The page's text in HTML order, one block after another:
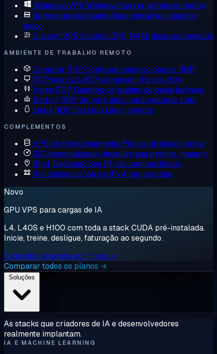
Windows VPS Windows Server, admin completo
Servidores dedicados Bare metal de locatário
único
Custom VPS Escolha CPU, RAM, disco sob medida
AMBIENTE DE TRABALHO REMOTO
Comprar RDP Compare todos os planos RDP
RDP nos EUA RDP admin em IPs dos EUA
Forex RDP Desktop de trading de baixa latência
Botting RDP Sempre ativo para executar bots
Linux RDP Desktop Linux, remoto
COMPLEMENTOS
VPS de Armazenamento Planos de disco grande
ISO personalizada Inicialize sua própria imagem
IPv4 Dedicado Seu IP, não compartilhado
IPs adicionais Vários IPv4 por servidor
Novo
GPU VPS para cargas de IA
L4, L40S e H100 com toda a stack CUDA pré-instalada.
Inicie, treine, desligue, faturação ao segundo.
Experimente grátis por 1 hora →
Comparar todos os planos →
As stacks que criadores de IA e desenvolvedores
realmente implantam.
IA E MACHINE LEARNING